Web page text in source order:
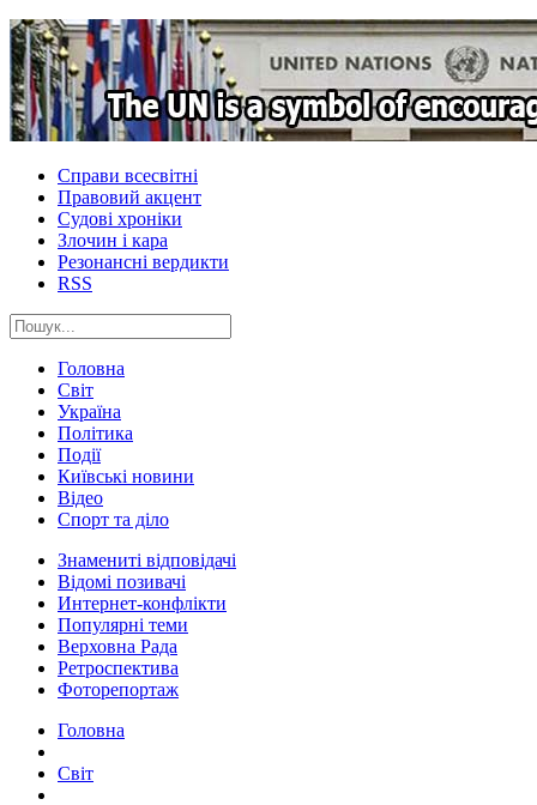
Справи всесвітні
Правовий акцент
Судові хроніки
Злочин і кара
Резонансні вердикти
RSS
Головна
Світ
Україна
Політика
Події
Київські новини
Відео
Спорт та діло
Знамениті відповідачі
Відомі позивачі
Интернет-конфлікти
Популярні теми
Верховна Рада
Ретроспектива
Фоторепортаж
Головна
Світ